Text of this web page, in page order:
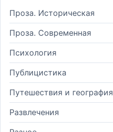
Проза. Историческая
Проза. Современная
Психология
Публицистика
Путешествия и география
Развлечения